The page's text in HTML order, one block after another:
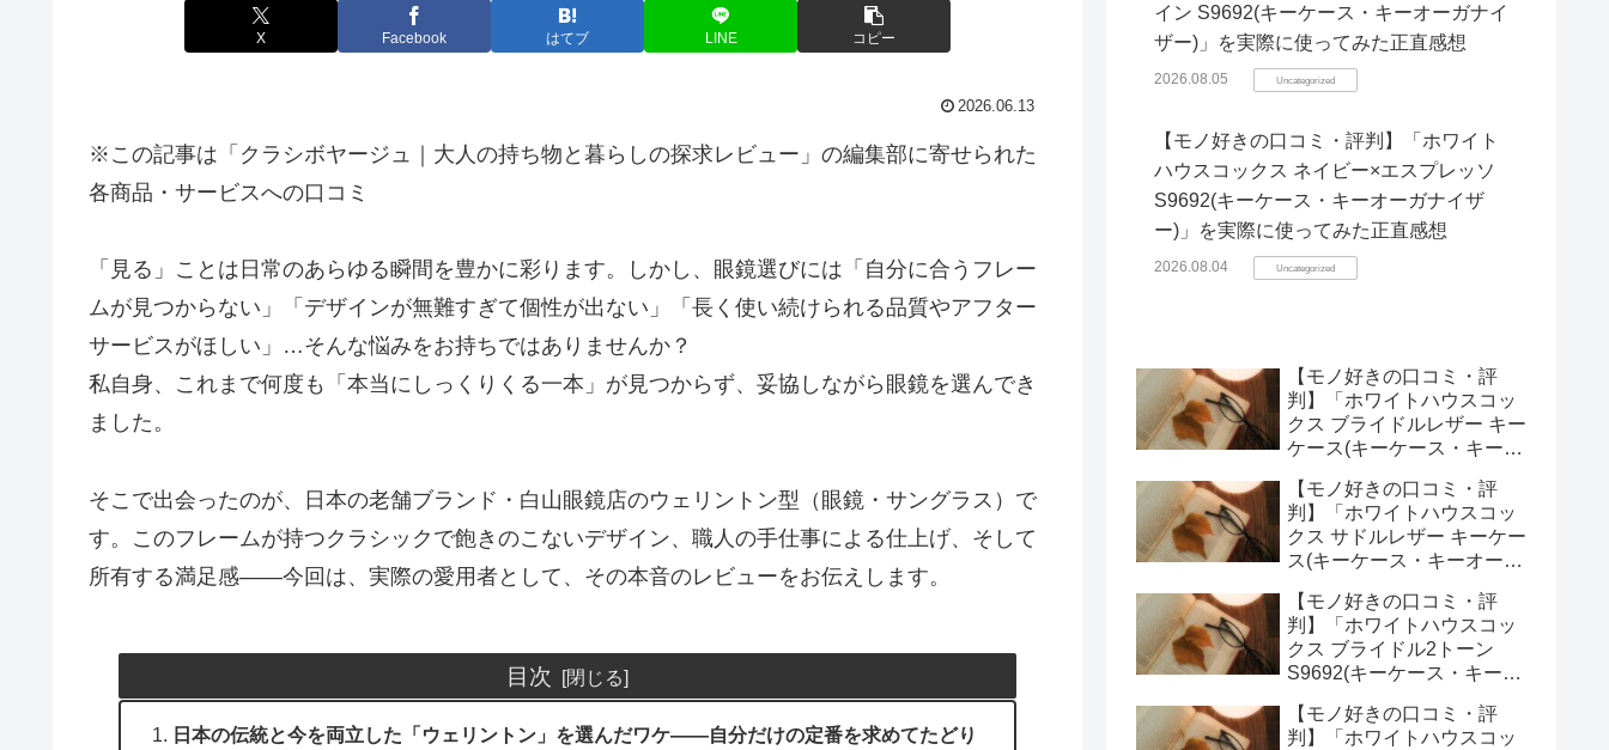
X Facebook はてブ LINE コピー
2026.06.13
※この記事は「クラシボヤージュ｜大人の持ち物と暮らしの探求レビュー」の編集部に寄せられた
各商品・サービスへの口コミ
「見る」ことは日常のあらゆる瞬間を豊かに彩ります。しかし、眼鏡選びには「自分に合うフレー
ムが見つからない」「デザインが無難すぎて個性が出ない」「長く使い続けられる品質やアフター
サービスがほしい」…そんな悩みをお持ちではありませんか？
私自身、これまで何度も「本当にしっくりくる一本」が見つからず、妥協しながら眼鏡を選んでき
ました。
そこで出会ったのが、日本の老舗ブランド・白山眼鏡店のウェリントン型（眼鏡・サングラス）で
す。このフレームが持つクラシックで飽きのこないデザイン、職人の手仕事による仕上げ、そして
所有する満足感——今回は、実際の愛用者として、その本音のレビューをお伝えします。
目次
日本の伝統と今を両立した「ウェリントン」を選んだワケ――自分だけの定番を求めてたどり
イン S9692(キーケース・キーオーガナイ
ザー)」を実際に使ってみた正直感想
2026.08.05 Uncategorized
【モノ好きの口コミ・評判】「ホワイト
ハウスコックス ネイビー×エスプレッソ
S9692(キーケース・キーオーガナイザ
ー)」を実際に使ってみた正直感想
2026.08.04 Uncategorized
【モノ好きの口コミ・評
判】「ホワイトハウスコッ
クス ブライドルレザー キー
ケース(キーケース・キーオ
ってみた正直感想
【モノ好きの口コミ・評
判】「ホワイトハウスコッ
クス サドルレザー キーケー
ス(キーケース・キーオーガ
みた正直感想
【モノ好きの口コミ・評
判】「ホワイトハウスコッ
クス ブライドル2トーン
S9692(キーケース・キーオ
ってみた正直感想
【モノ好きの口コミ・評
判】「ホワイトハウスコッ